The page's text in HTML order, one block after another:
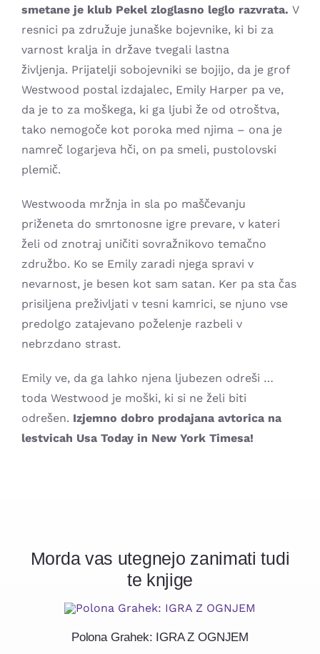
smetane je klub Pekel zloglasno leglo razvrata. V
resnici pa združuje junaške bojevnike, ki bi za
varnost kralja in države tvegali lastna
življenja. Prijatelji sobojevniki se bojijo, da je grof
Westwood postal izdajalec, Emily Harper pa ve,
da je to za moškega, ki ga ljubi že od otroštva,
tako nemogoče kot poroka med njima – ona je
namreč logarjeva hči, on pa smeli, pustolovski
plemič.
Westwooda mržnja in sla po maščevanju
priženeta do smrtonosne igre prevare, v kateri
želi od znotraj uničiti sovražnikovo temačno
združbo. Ko se Emily zaradi njega spravi v
nevarnost, je besen kot sam satan. Ker pa sta čas
prisiljena preživljati v tesni kamrici, se njuno vse
predolgo zatajevano poželenje razbeli v
nebrzdano strast.
Emily ve, da ga lahko njena ljubezen odreši …
toda Westwood je moški, ki si ne želi biti
odrešen. Izjemno dobro prodajana avtorica na
lestvicah Usa Today in New York Timesa!
Morda vas utegnejo zanimati tudi
te knjige
Polona Grahek: IGRA Z OGNJEM